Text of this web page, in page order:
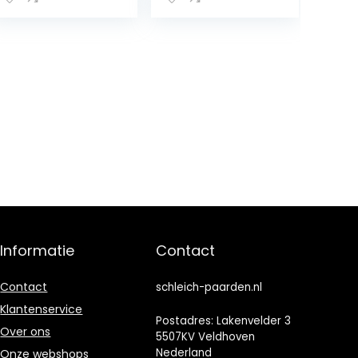
Informatie
Contact
Klantenservice
Over ons
Onze webshops
Contact
schleich-paarden.nl
Postadres: Lakenvelder 3
5507KV Veldhoven
Nederland